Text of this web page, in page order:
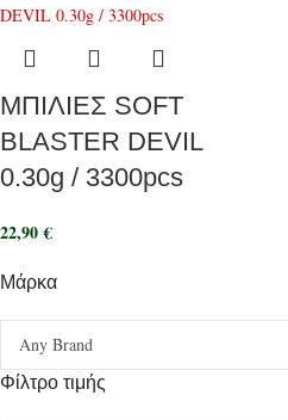
Μάρκα
Φίλτρο τιμής
ΜΠΙΛΙΕΣ SOFT
BLASTER DEVIL
0.30g / 3300pcs
22,90€